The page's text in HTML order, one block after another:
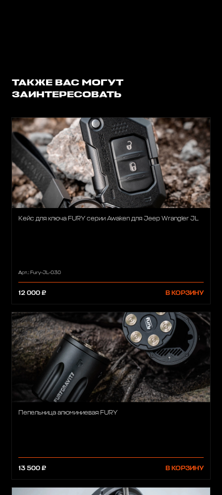
ТАКЖЕ ВАС МОГУТ
ЗАИНТЕРЕСОВАТЬ
Кейс для ключа FURY серии Awaken для Jeep Wrangler JL
Арт.: Fury-JL-030
12 000 ₽ В КОРЗИНУ
Пепельница алюминиевая FURY
13 500 ₽ В КОРЗИНУ